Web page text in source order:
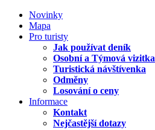
Novinky
Mapa
Pro turisty
Jak používat deník
Osobní a Týmová vizitka
Turistická návštívenka
Odměny
Losování o ceny
Informace
Kontakt
Nejčastější dotazy